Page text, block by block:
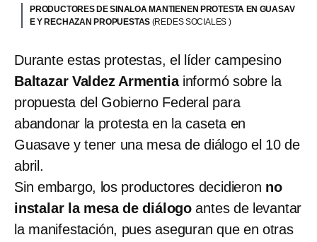
PRODUCTORES DE SINALOA MANTIENEN PROTESTA EN GUASAV
E Y RECHAZAN PROPUESTAS (REDES SOCIALES )
Durante estas protestas, el líder campesino
Baltazar Valdez Armentiainformó sobre la
propuesta del Gobierno Federal para
abandonar la protesta en la caseta en
Guasave y tener una mesa de diálogo el 10 de
abril.
Sin embargo, los productores decidieron no
instalar la mesa de diálogo antes de levantar
la manifestación, pues aseguran que en otras